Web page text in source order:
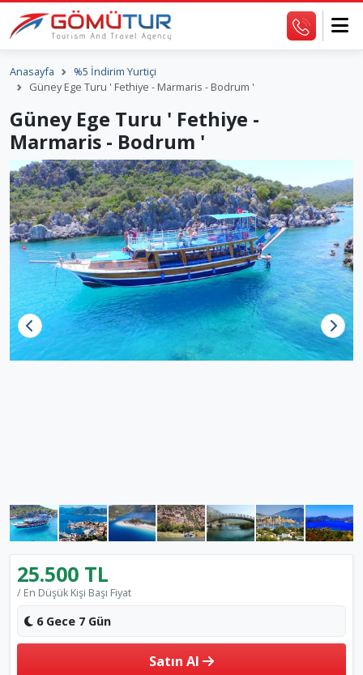
Anasayfa
%5 İndirim Yurtiçi
Güney Ege Turu ' Fethiye - Marmaris - Bodrum '
Güney Ege Turu ' Fethiye -
Marmaris - Bodrum '
25.500 TL
/ En Düşük Kişi Başı Fiyat
6 Gece 7 Gün
Satın Al